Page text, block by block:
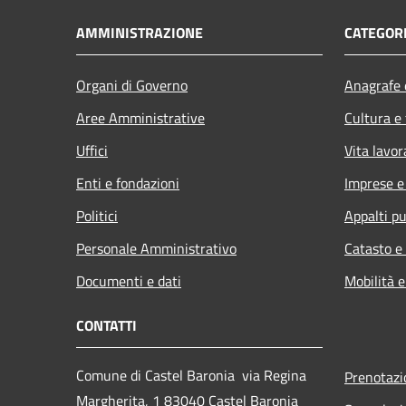
AMMINISTRAZIONE
Organi di Governo
Aree Amministrative
Uffici
Enti e fondazioni
Politici
Personale Amministrativo
Documenti e dati
Cultura
Vita
Imprese
Appalti
Catasto
Mobilità
CONTATTI
Comune di Castel Baronia via Regina
Margherita, 1 83040 Castel Baronia